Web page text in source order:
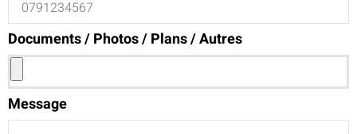
Documents / Photos / Plans / Autres
Message